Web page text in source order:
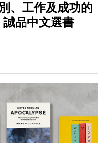
、工作及成功的
誠品中文選書